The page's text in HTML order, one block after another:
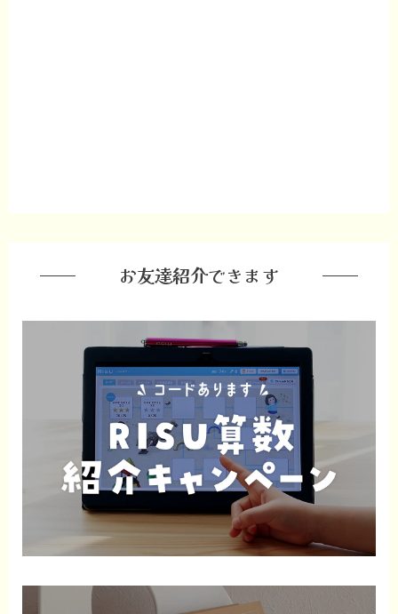
お友達紹介できます